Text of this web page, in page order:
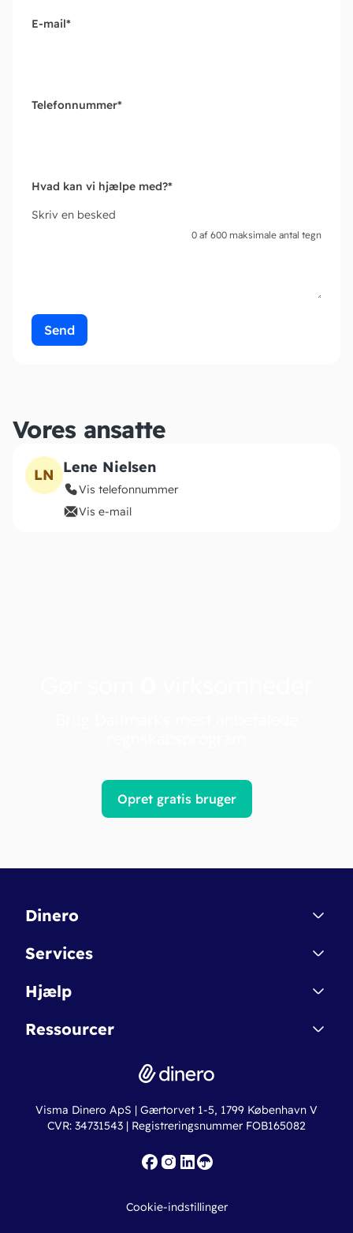
E-mail*
Telefonnummer*
Hvad kan vi hjælpe med?*
Skriv en besked
0 af 600 maksimale antal tegn
Vores ansatte
LN Lene Nielsen
Vis telefonnummer
Vis e-mail
Opret gratis bruger
Dinero
Kontakt
Betingelser & Sikkerhed
Nye funktioner
Services
Dinero Starter
Dinero Pro
Erhvervslån
Fakturaskabeloner
Hjælp
Regnskabsordbogen
Online regnskabskurser
Ressourcer
Ny virksomhed
Iværksætterlegat
Visma Dinero ApS | Gærtorvet 1-5, 1799 København V
CVR: 34731543 | Registreringsnummer FOB165082
Cookie-indstillinger